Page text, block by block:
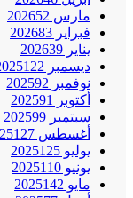
مارس 2026 52
فبراير 2026 83
يناير 2026 39
ديسمبر 2025 122
نوفمبر 2025 92
أكتوبر 2025
91
سبتمبر 2025 99
أغسطس 2025 127
يوليو 2025 125
يونيو 2025 110
مايو 2025 142